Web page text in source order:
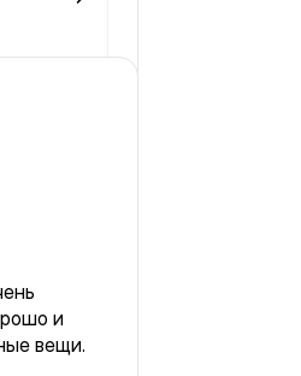
вещи.